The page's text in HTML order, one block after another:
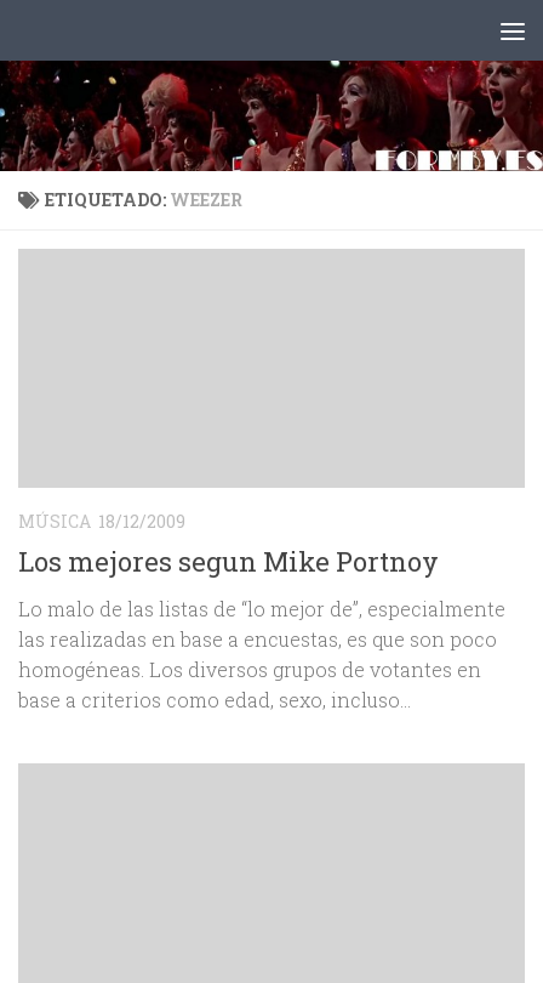
ETIQUETADO: WEEZER
MÚSICA 18/12/2009
Los mejores segun Mike Portnoy
Lo malo de las listas de “lo mejor de”, especialmente
las realizadas en base a encuestas, es que son poco
homogéneas. Los diversos grupos de votantes en
base a criterios como edad, sexo, incluso...